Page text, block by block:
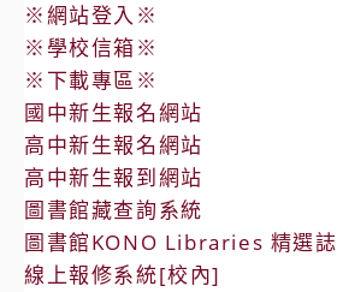
※網站登入※
※學校信箱※
※下載專區※
國中新生報名網站
高中新生報名網站
高中新生報到網站
圖書館藏查詢系統
圖書館KONO Libraries 精選誌
線上報修系統[校內]